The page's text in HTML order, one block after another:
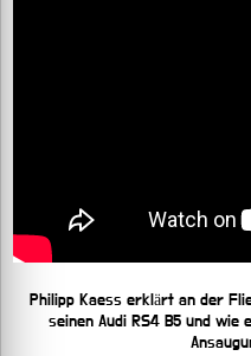
Philipp Kaess erklärt an der
seinen Audi RS4 B5 und wie